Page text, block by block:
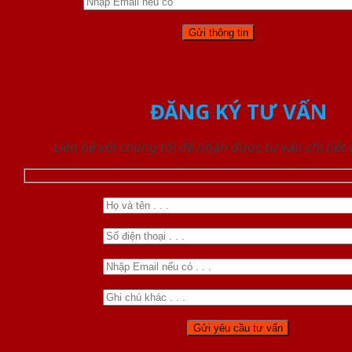
ĐĂNG KÝ TƯ VẤN
Liên hệ với chúng tôi để nhận được tư vấn chi tiết